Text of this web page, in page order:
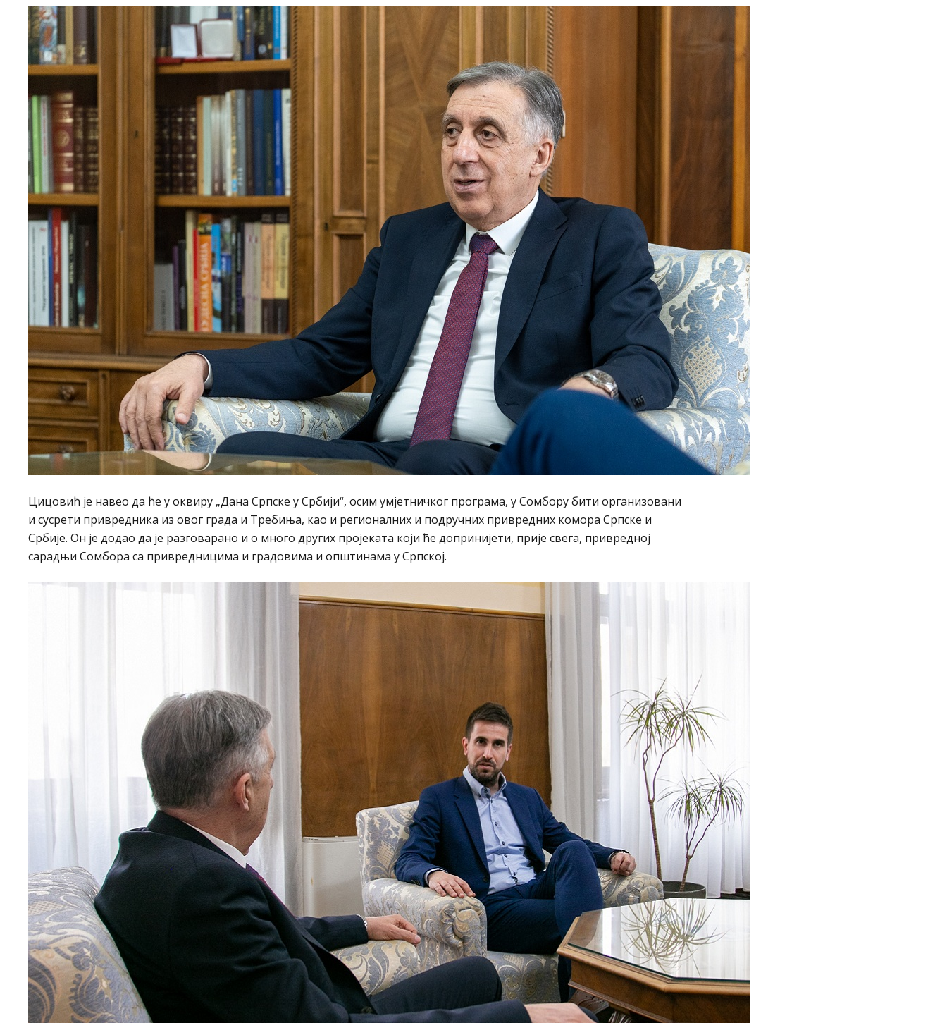
Цицовић је навео да ће у оквиру „Дана Српске у Србији“, осим умјетничког програма, у Сомбору бити организовани
и сусрети привредника из овог града и Требиња, као и регионалних и подручних привредних комора Српске и
Србије. Он је додао да је разговарано и о много других пројеката који ће допринијети, прије свега, привредној
сарадњи Сомбора са привредницима и градовима и општинама у Српској.